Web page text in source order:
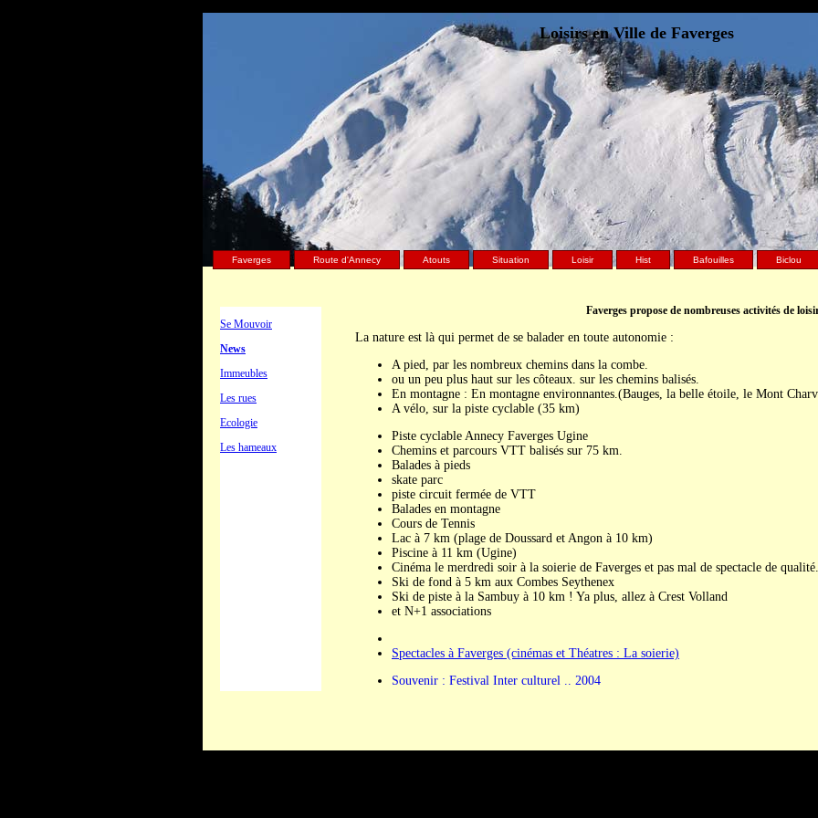
Loisirs en Ville de Faverges
Se Mouvoir
News
Immeubles
Les rues
Ecologie
Les hameaux
Faverges Route d'Annecy Atouts Situation Loisir Hist Bafouilles Biclou
Faverges propose de nombreuses activités de
La nature est là qui permet de se balader en toute autonomie :
A pied, par les nombreux chemins dans la combe.
ou un peu plus haut sur les côteaux. sur les chemins balisés.
En montagne : En montagne environnantes.(Bauges, la belle étoile, le Mont
A vélo, sur la piste cyclable (35 km)
Piste cyclable Annecy Faverges Ugine
Chemins et parcours VTT balisés sur 75 km.
Balades à pieds
skate parc
piste circuit fermée de VTT
Balades en montagne
Cours de Tennis
Lac à 7 km (plage de Doussard et Angon à 10 km)
Piscine à 11 km (Ugine)
Cinéma le merdredi soir à la soierie de Faverges et pas mal de spectacle de qualité.
Ski de fond à 5 km aux Combes Seythenex
Ski de piste à la Sambuy à 10 km ! Ya plus, allez à Crest Volland
et N+1 associations
Spectacles à Faverges (cinémas et Théatres : La soierie)
Souvenir : Festival Inter culturel .. 2004